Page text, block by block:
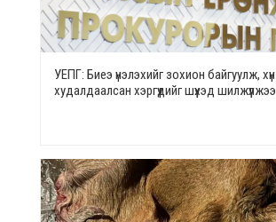
УЕПГ: Биеэ үнэлэхийг зохион байгуулж, хүн
худалдаалсан хэргүүдийг шүүхэд шилжүүлжээ